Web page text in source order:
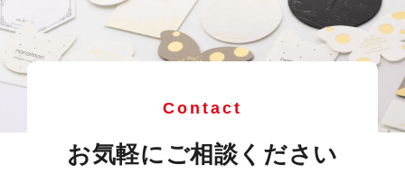
Contact
お気軽にご相談ください